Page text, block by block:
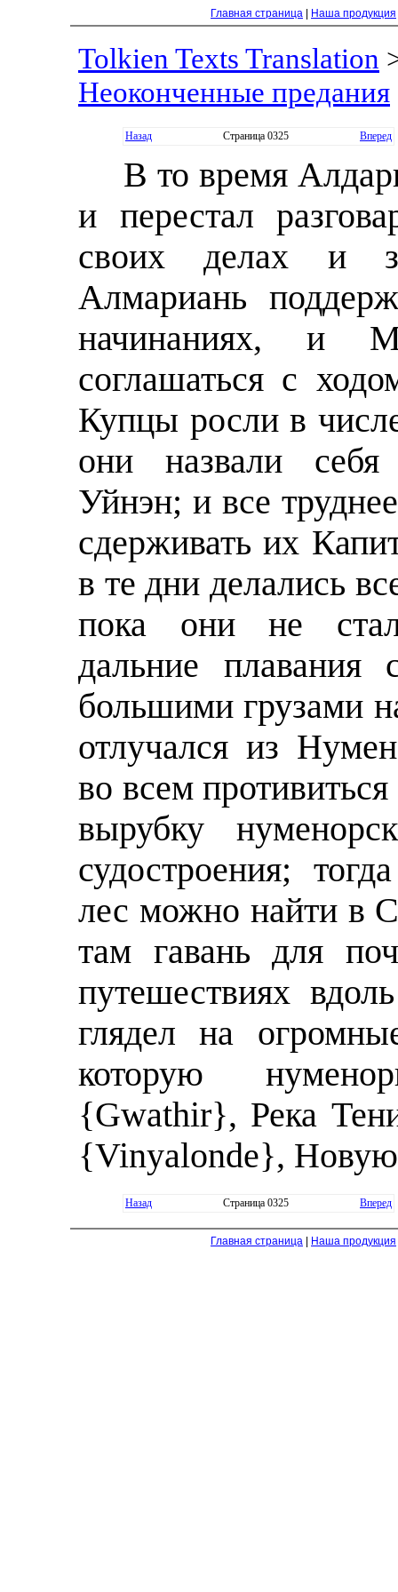
Главная страница Наша продукция
Tolkien Texts Translation
Неоконченные предания
Назад Страница 0325 Вперед
В то время
и перестал
своих делах и
Алмариань
начинаниях, и
соглашаться с
Купцы росли в
они назвали
Уйнэн; и все
сдерживать их
в те дни делались
пока они не
дальние
большими грузами
отлучался из
во всем
вырубку
судостроения;
лес можно найти в
там гавань для
путешествиях
глядел на
которую
{Gwathir}, Река
{Vinyalonde}, Новую
Назад Страница 0325 Вперед
Главная страница Наша продукция